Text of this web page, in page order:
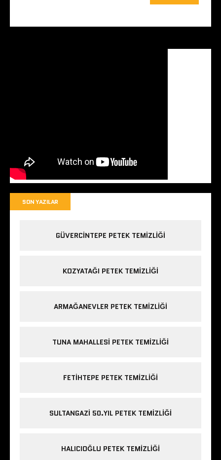
SON YAZILAR
GÜVERCINTEPE PETEK TEMIZLIĞI
KOZYATAĞI PETEK TEMIZLIĞI
ARMAĞANEVLER PETEK TEMIZLIĞI
TUNA MAHALLESI PETEK TEMIZLIĞI
FETIHTEPE PETEK TEMIZLIĞI
SULTANGAZI 50.YIL PETEK TEMIZLIĞI
HALICIOĞLU PETEK TEMIZLIĞI